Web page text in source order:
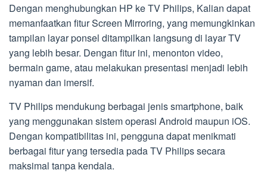
Dengan menghubungkan HP ke TV Philips, Kalian dapat
memanfaatkan fitur Screen Mirroring, yang memungkinkan
tampilan layar ponsel ditampilkan langsung di layar TV
yang lebih besar. Dengan fitur ini, menonton video,
bermain game, atau melakukan presentasi menjadi lebih
nyaman dan imersif.
TV Philips mendukung berbagai jenis smartphone, baik
yang menggunakan sistem operasi Android maupun iOS.
Dengan kompatibilitas ini, pengguna dapat menikmati
berbagai fitur yang tersedia pada TV Philips secara
maksimal tanpa kendala.